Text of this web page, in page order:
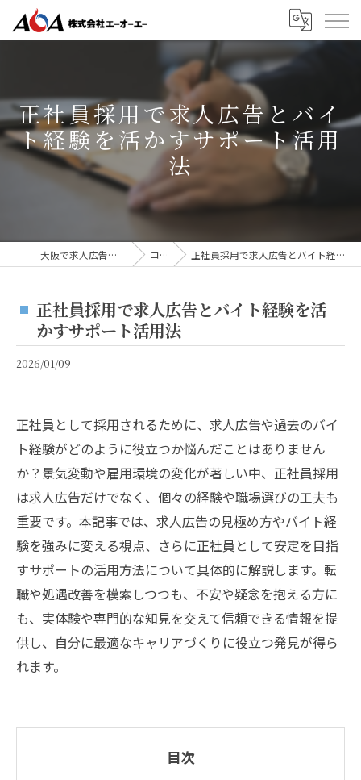
正社員採用で求人広告とバイ
ト経験を活かすサポート活用
法
大阪で求人広告なら株式会社AOA コラム 正社員採用で求人広告とバイト経験を活かすサポート活用法
正社員採用で求人広告とバイト経験を活
かすサポート活用法
2026/01/09
正社員として採用されるために、求人広告や過去のバイ
ト経験がどのように役立つか悩んだことはありません
か？景気変動や雇用環境の変化が著しい中、正社員採用
は求人広告だけでなく、個々の経験や職場選びの工夫も
重要です。本記事では、求人広告の見極め方やバイト経
験を強みに変える視点、さらに正社員として安定を目指
すサポートの活用方法について具体的に解説します。転
職や処遇改善を模索しつつも、不安や疑念を抱える方に
も、実体験や専門的な知見を交えて信頼できる情報を提
供し、自分に最適なキャリアづくりに役立つ発見が得ら
れます。
目次